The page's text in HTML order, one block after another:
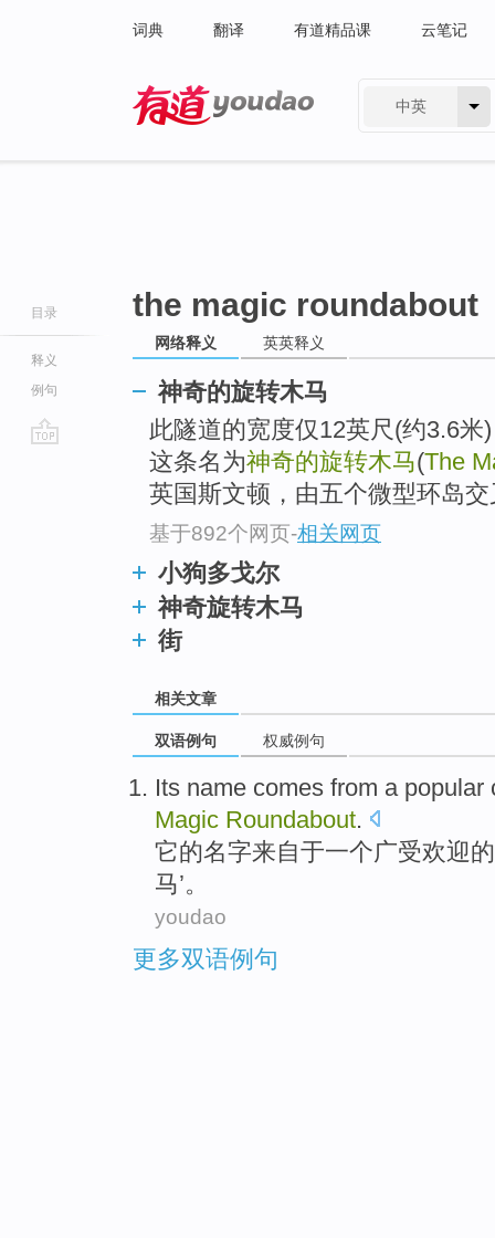
词典 翻译 有道精品课 云笔记
中英
目录
释义
例句
the magic roundabout
网络释义 英英释义
神奇的旋转木马
此隧道的宽度仅12英尺(约3.6
这条名为神奇的旋转木马(The
英国斯文顿，由五个微型环岛
基于892个网页-相关网页
小狗多戈尔
神奇旋转木马
街
相关文章
双语例句 权威例句
Its name comes from a popular
Magic Roundabout.
它的名字来自于一个广受欢迎的
马’。
youdao
更多双语例句